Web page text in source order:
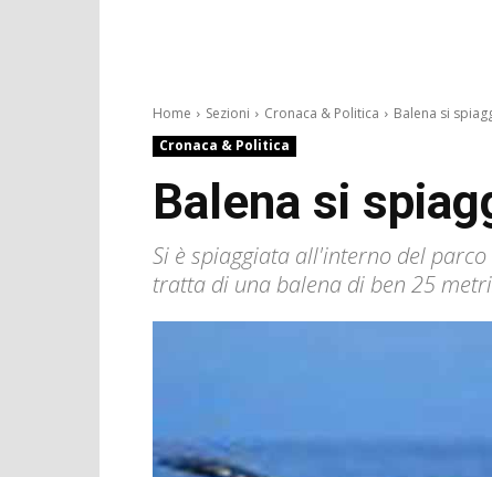
Home Sezioni Cronaca & Politica
Balena si
Cronaca & Politica
Balena si
Si è spiaggiata all'interno del
tratta di una balena di ben 25